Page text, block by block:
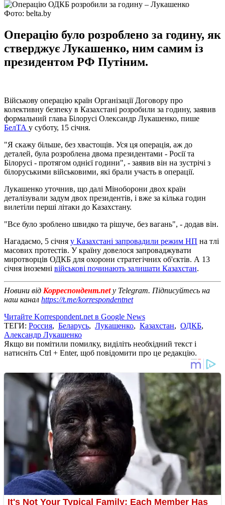
Фото: belta.by
Операцію було розроблено за годину, як
стверджує Лукашенко, ним самим із
президентом РФ Путіним.
Військову операцію країн Організації Договору про
колективну безпеку в Казахстані розробили за годину, заявив
формальний глава Білорусі Олександр Лукашенко, пише
БелТА у суботу, 15 січня.
"Я скажу більше, без хвастощів. Уся ця операція, аж до
деталей, була розроблена двома президентами - Росії та
Білорусі - протягом однієї години", - заявив він на зустрічі з
білоруськими військовими, які брали участь в операції.
Лукашенко уточнив, що далі Міноборони двох країн
деталізували задум двох президентів, і вже за кілька годин
вилетіли перші літаки до Казахстану.
"Все було зроблено швидко та рішуче, без вагань", - додав він.
Нагадаємо, 5 січня у Казахстані запровадили режим НП на тлі
масових протестів. У країну довелося запроваджувати
миротворців ОДКБ для охорони стратегічних об'єктів. А 13
січня іноземні військові починають залишати Казахстан.
Новини від Корреспондент.netу Telegram. Підписуйтесь на
наш канал https://t.me/korrespondentnet
Читайте Korrespondent.net в Google News
ТЕГИ: Россия, Беларусь, Лукашенко, Казахстан, ОДКБ,
Александр Лукашенко
Якщо ви помітили помилку, виділіть необхідний текст і
натисніть Ctrl + Enter, щоб повідомити про це редакцію.